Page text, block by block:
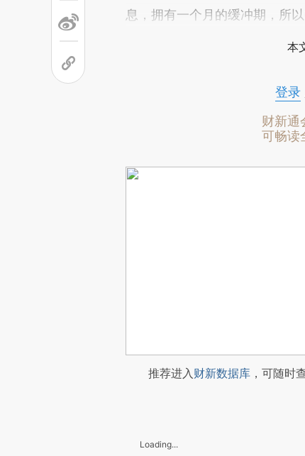
息，拥有一个月的缓冲期，所
本
登录
财新通
可畅读
推荐进入财新数据库 ，可随时
Loading...